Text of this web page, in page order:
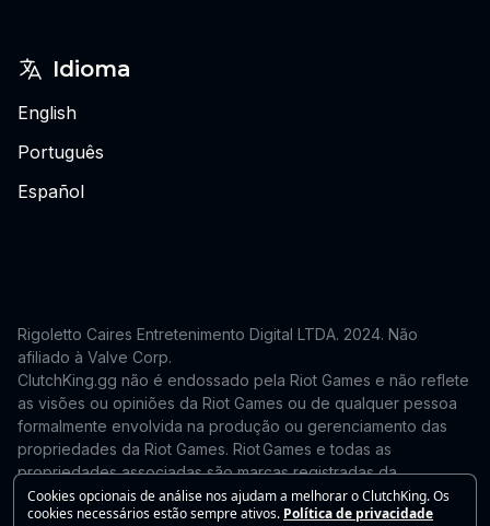
Cookies opcionais de análise nos ajudam a melhorar o ClutchKing. Os
cookies necessários estão sempre ativos. Política de privacidade
Idioma
English
Português
Español
Rigoletto Caires Entretenimento Digital LTDA. 2024. Não
afiliado à Valve Corp.
ClutchKing.gg não é endossado pela Riot Games e não reflete
as visões ou opiniões da Riot Games ou de qualquer pessoa
formalmente envolvida na produção ou gerenciamento das
propriedades da Riot Games. Riot Games e todas as
propriedades associadas são marcas registradas da
Riot Games, Inc. Este site é independente e não é endossado
nem afiliado à Riot Games. Para solicitações de remoção ou